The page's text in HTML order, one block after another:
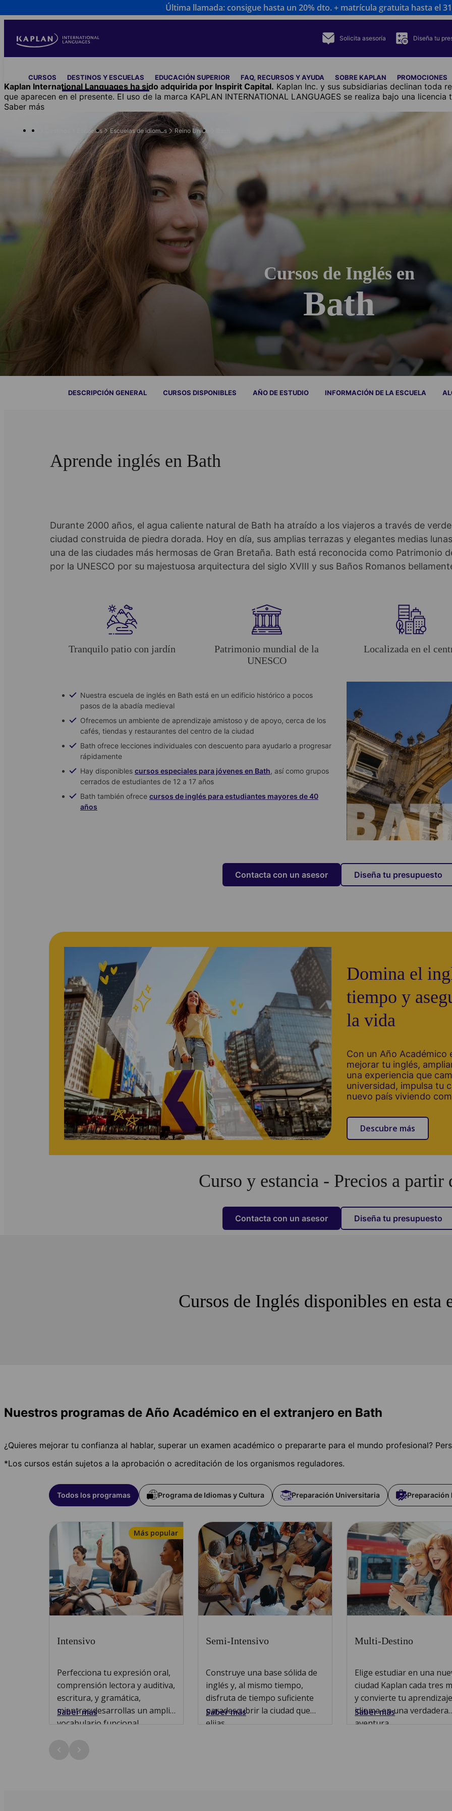
to
content
Solicita asesoría Diseña tu
navigation
CURSOS DESTINOS Y ESCUELAS EDUCACIÓN SUPERIOR FAQ, RECURSOS Y AYUDA SOBRE KAPLAN PROMOCIONES
Kaplan International Languages ha sido adquirida por Inspirit Capital. Kaplan Inc. y sus subsidiarias declinan toda
que aparecen en el presente. El uso de la marca KAPLAN INTERNATIONAL LANGUAGES se realiza bajo una
Saber más
Última llamada: consigue hasta un 20% dto. + matrícula gratuita hasta el
Destinos Y Escuelas Escuelas de idiomas Reino Unido
Cursos de Inglés en
Bath
DESCRIPCIÓN GENERAL CURSOS DISPONIBLES AÑO DE ESTUDIO INFORMACIÓN DE LA ESCUELA
Aprende inglés en Bath
Durante 2000 años, el agua caliente natural de Bath ha atraído a los viajeros a través de
ciudad construida de piedra dorada. Hoy en día, sus amplias terrazas y elegantes medias
una de las ciudades más hermosas de Gran Bretaña. Bath está reconocida como Patrimonio
por la UNESCO por su majestuosa arquitectura del siglo XVIII y sus Baños Romanos
Tranquilo patio con jardín
Patrimonio mundial de la
UNESCO
Localizada en el
Nuestra escuela de inglés en Bath está en un edificio histórico a pocos
pasos de la abadía medieval
Ofrecemos un ambiente de aprendizaje amistoso y de apoyo, cerca de los
cafés, tiendas y restaurantes del centro de la ciudad
Bath ofrece lecciones individuales con descuento para ayudarlo a progresar
rápidamente
Hay disponibles cursos especiales para jóvenes en Bath, así como grupos
cerrados de estudiantes de 12 a 17 años
Bath también ofrece cursos de inglés para estudiantes mayores de 40
años
Contacta con un asesor Diseña tu presupuesto
Domina el
tiempo y
la vida
Con un Año Académico
mejorar tu inglés,
una experiencia que
universidad, impulsa tu
nuevo país viviendo
Descubre más
Curso y estancia - Precios a partir
Contacta con un asesor Diseña tu presupuesto
Cursos de Inglés disponibles en esta
Nuestros programas de Año Académico en el extranjero en Bath
¿Quieres mejorar tu confianza al hablar, superar un examen académico o prepararte para el mundo profesional?
*Los cursos están sujetos a la aprobación o acreditación de los organismos reguladores.
Todos los programas Programa de Idiomas y Cultura Preparación Universitaria Preparación
Más popular
Intensivo
Perfecciona tu expresión oral,
comprensión lectora y auditiva,
escritura, y gramática,
mientras desarrollas un amplio
vocabulario funcional.
Saber más
Semi-Intensivo
Construye una base sólida de
inglés y, al mismo tiempo,
disfruta de tiempo suficiente
paradescubrir la ciudad que
elijas.
Saber más
Multi-Destino
Elige estudiar en una
ciudad Kaplan cada tres
y convierte tu
idioma en una verdadera
aventura.
Saber más